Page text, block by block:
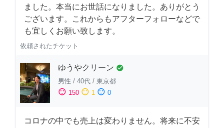
ました。本当にお世話になりました。ありがとう
ございます。これからもアフターフォローなどで
も宜しくお願い致します。
依頼されたチケット
ゆうやクリーン check_circle
男性 / 40代 / 東京都
sentiment_satisfied 150 sentiment_neutral 1 sentiment_dissatisfied 0
コロナの中でも売上は変わりません。将来に不安